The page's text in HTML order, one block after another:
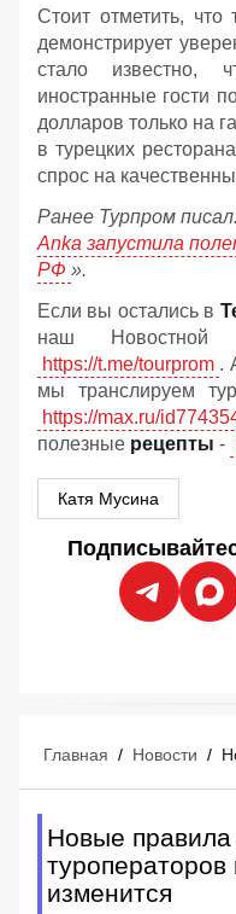
Стоит отметить, что
демонстрирует
стало известно,
иностранные гости
долларов только на
в турецких
спрос на
Ранее Турпром
Anka запустила
РФ ».
Если вы остались в
наш
https://t.me/tourprom .
мы транслируем
https://max.ru/
полезные рецепты -
Катя Мусина
Главная / Новости /
Новые правила
туроператоров
изменится